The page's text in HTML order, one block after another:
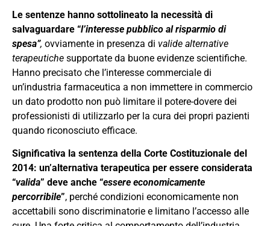
Le sentenze hanno sottolineato la necessità di
salvaguardare “l’interesse pubblico al risparmio di
spesa”, ovviamente in presenza di valide alternative
terapeutiche supportate da buone evidenze scientifiche.
Hanno precisato che l’interesse commerciale di
un’industria farmaceutica a non immettere in commercio
un dato prodotto non può limitare il potere-dovere dei
professionisti di utilizzarlo per la cura dei propri pazienti
quando riconosciuto efficace.
Significativa la sentenza della Corte Costituzionale del
2014: un’alternativa terapeutica per essere considerata
“valida” deve anche “essere economicamente
percorribile”, perché condizioni economicamente non
accettabili sono discriminatorie e limitano l’accesso alle